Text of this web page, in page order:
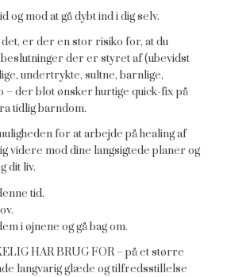
mod at gå dybt ind i dig selv.
er der en stor risiko for, at du
der er styret af (ubevidst
undertrykte, sultne, barnlige,
– der blot ønsker hurtige quick-fix på
tidlig barndom.
for at arbejde på healing af
videre mod dine langsigtede planer og
dit liv.
tid.
i øjnene og gå bag om.
HAR BRUG FOR – på et større
langvarig glæde og tilfredsstillelse